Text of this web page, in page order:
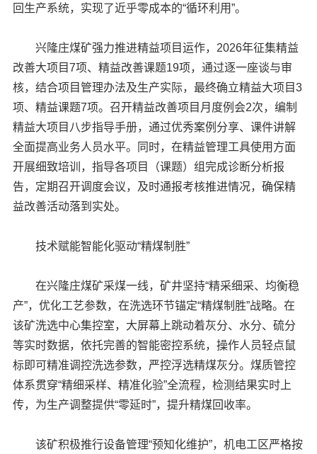
回生产系统，实现了近乎零成本的“循环利用”。
兴隆庄煤矿强力推进精益项目运作，2026年征集精益
改善大项目7项、精益改善课题19项，通过逐一座谈与审
核，结合项目管理办法及生产实际，最终确立精益大项目3
项、精益课题7项。召开精益改善项目月度例会2次，编制
精益大项目八步指导手册，通过优秀案例分享、课件讲解
全面提高业务人员水平。同时，在精益管理工具使用方面
开展细致培训，指导各项目（课题）组完成诊断分析报
告，定期召开调度会议，及时通报考核推进情况，确保精
益改善活动落到实处。
技术赋能智能化驱动“精煤制胜”
在兴隆庄煤矿采煤一线，矿井坚持“精采细采、均衡稳
产”，优化工艺参数，在洗选环节锚定“精煤制胜”战略。在
该矿洗选中心集控室，大屏幕上跳动着灰分、水分、硫分
等实时数据，依托完善的智能密控系统，操作人员轻点鼠
标即可精准调控洗选参数，严控浮选精煤灰分。煤质管控
体系贯穿“精细采样、精准化验”全流程，检测结果实时上
传，为生产调整提供“零延时”，提升精煤回收率。
该矿积极推行设备管理“预知化维护”，机电工区严格按